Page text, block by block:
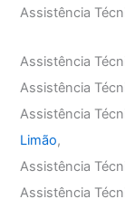
Assistência
Assistência
Assistência
Assistência
Limão,
Assistência
Assistência